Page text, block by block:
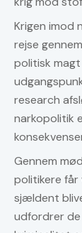
Krigen imod
rejse
politisk magt
research
narkopolitik
Gennem
politikere får
sjældent
udfordrer